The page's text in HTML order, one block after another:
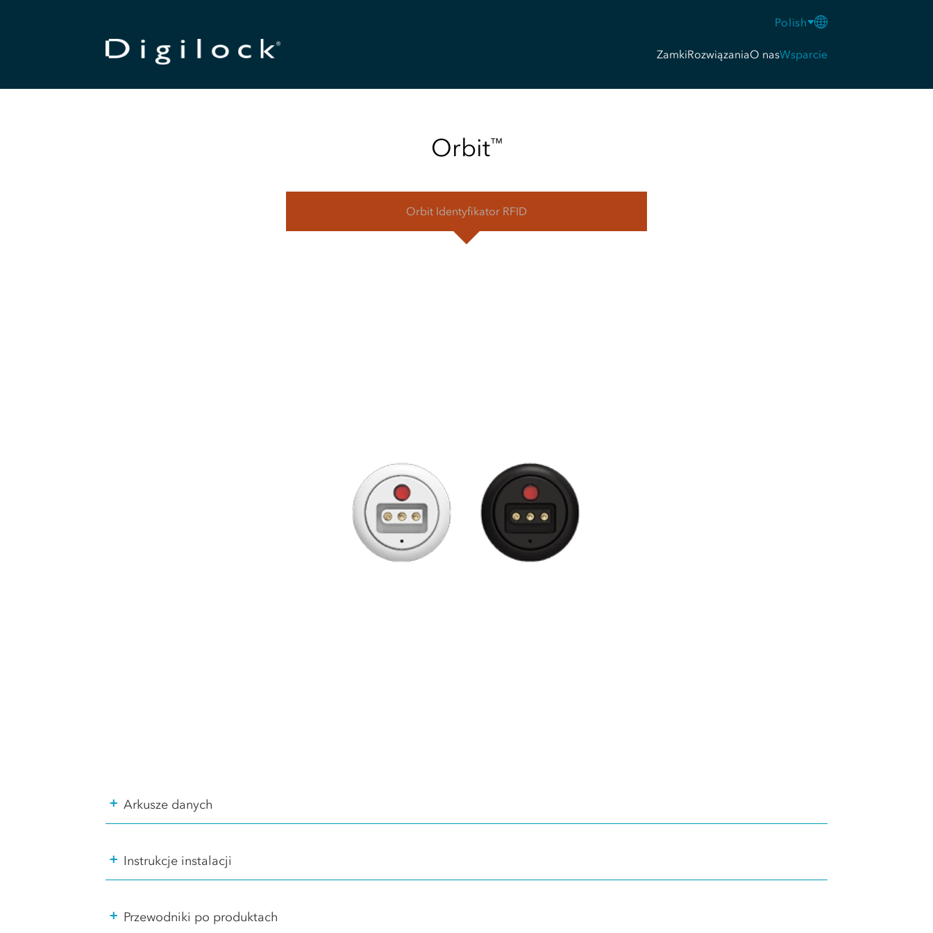
Polish
ZamkiRozwiązaniaO nasWsparcie
Orbit™
Orbit Identyfikator RFID
Arkusze danych
+
Instrukcje instalacji
+
Przewodniki po produktach
+